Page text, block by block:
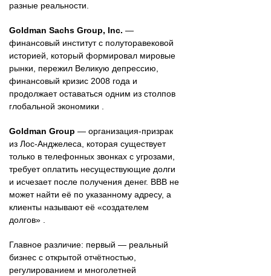
разные реальности.
Goldman Sachs Group, Inc. —
финансовый институт с полуторавековой
историей, который формировал мировые
рынки, пережил Великую депрессию,
финансовый кризис 2008 года и
продолжает оставаться одним из столпов
глобальной экономики .
Goldman Group — организация-призрак
из Лос-Анджелеса, которая существует
только в телефонных звонках с угрозами,
требует оплатить несуществующие долги
и исчезает после получения денег. BBB не
может найти её по указанному адресу, а
клиенты называют её «создателем
долгов» .
Главное различие: первый — реальный
бизнес с открытой отчётностью,
регулированием и многолетней